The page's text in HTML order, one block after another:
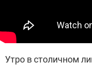
Утро в столичном